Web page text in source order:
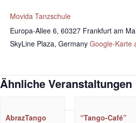
Movida Tanzschule
Europa-Allee 6, 60327 Frankfurt am
SkyLine Plaza, Germany Google-Karte
Ähnliche Veranstaltungen
AbrazTango
“Tango-Café”